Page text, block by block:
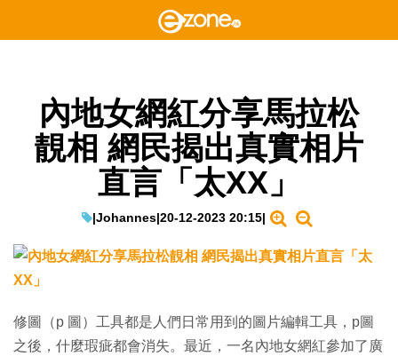
內地女網紅分享馬拉松
靚相 網民揭出真實相片
直言「太XX」
|Johannes|20-12-2023 20:15|
修圖（p 圖）工具都是人們日常用到的圖片編輯工具，p圖
之後，什麼瑕疵都會消失。最近，一名內地女網紅參加了廣